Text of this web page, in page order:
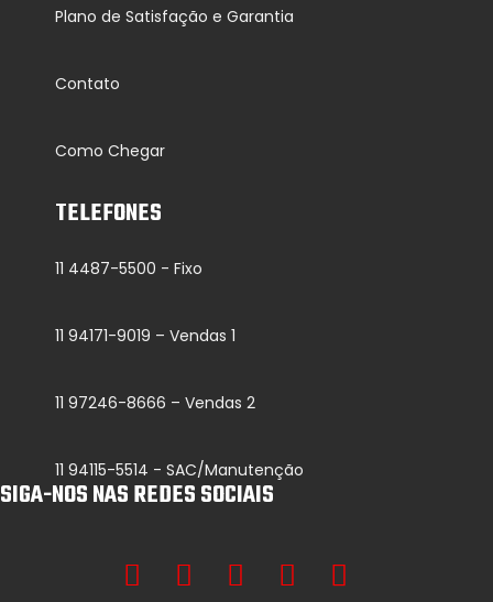
Plano de Satisfação e Garantia
Contato
Como Chegar
TELEFONES
11 4487-5500 - Fixo
11 94171-9019 – Vendas 1
11 97246-8666 – Vendas 2
11 94115-5514 - SAC/Manutenção
SIGA-NOS NAS REDES SOCIAIS